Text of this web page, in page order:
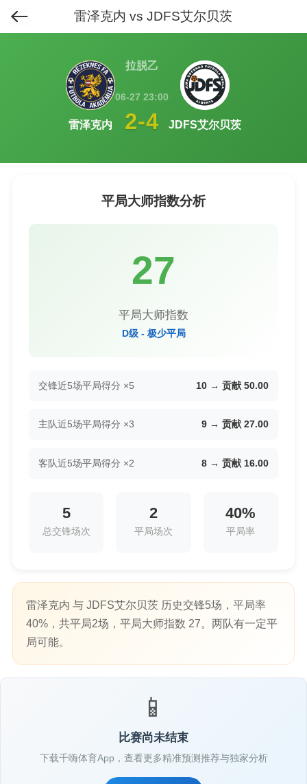
雷泽克内 vs JDFS艾尔贝茨
排行榜> 平局大师榜
雷泽克内
拉脱乙
06-27 23:00
2-4 JDFS艾尔贝茨
平局大师指数分析
27
平局大师指数
D级 - 极少平局
交锋近5场平局得分 ×5 10 → 贡献 50.00
主队近5场平局得分 ×3 9 → 贡献 27.00
客队近5场平局得分 ×2 8 → 贡献 16.00
5
总交锋场次
2
平局场次
40%
平局率
雷泽克内 与 JDFS艾尔贝茨 历史交锋5场，平局率
40%，共平局2场，平局大师指数 27。两队有一定平
局可能。
📱
比赛尚未结束
下载千嗨体育App，查看更多精准预测推荐与独家分析